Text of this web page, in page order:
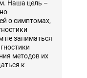
Наша цель –
о симптомах,
не заниматься
методов их
к